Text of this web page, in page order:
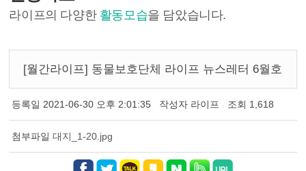
라이프의 다양한 활동모습을 담았습니다.
[월간라이프] 동물보호단체 라이프 뉴스레터 6월호
등록일 2021-06-30 오후 2:01:35 작성자 라이프 조회 1,618
첨부파일 대지_1-20.jpg